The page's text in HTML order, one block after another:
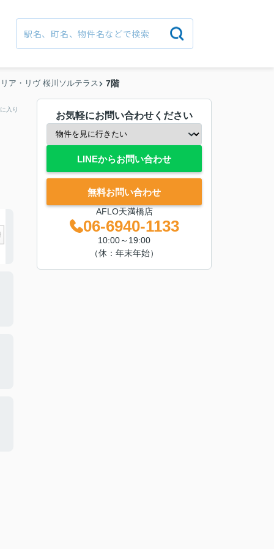
ア・リヴ 桜川ソルテラス 7階
入り
お気軽にお問い合わせください
LINEからお問い合わせ
無料お問い合わせ
AFLO天満橋店
06-6940-1133
10:00～19:00
（休：年末年始）